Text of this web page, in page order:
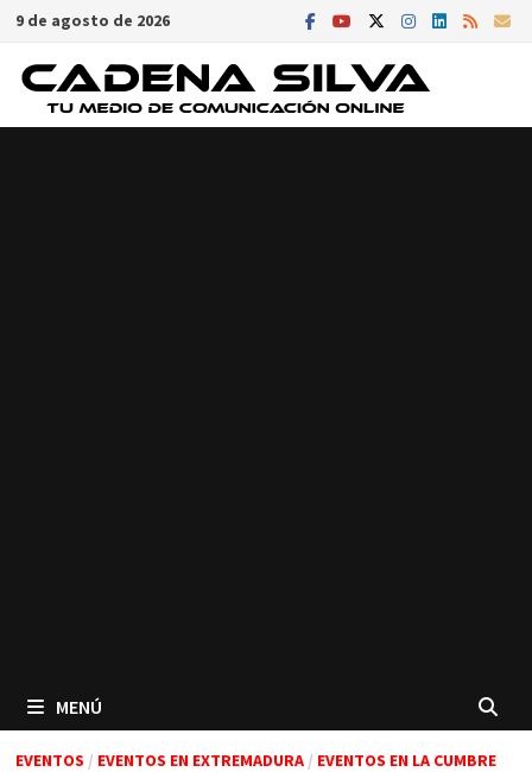
Saltar
contenido
9 de agosto de 2026
MENÚ
EVENTOS / EVENTOS EN EXTREMADURA/ EVENTOS EN LA CUMBRE